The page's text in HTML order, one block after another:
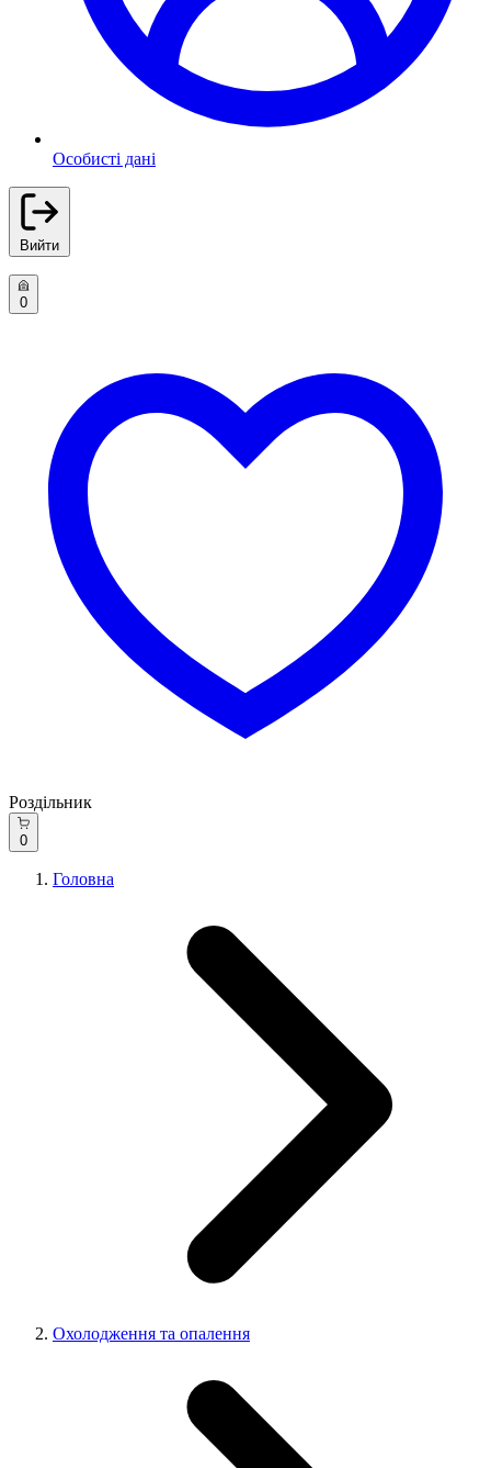
Особисті дані
Вийти
0
Роздільник
0
Головна
Охолодження та опалення